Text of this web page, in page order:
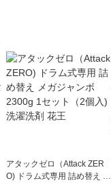
アタックゼロ（Attack ZER
O) ドラム式専用 詰め替え メ